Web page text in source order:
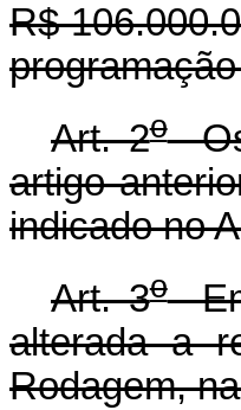
R$
Art. 2oOs
artigo
indicado no
Art. 3oEm
alterada a
Rodagem,